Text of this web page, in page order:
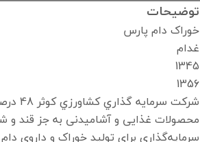
توضیحات
خوراک دام پارس
غدام
1345
1356
شركت سرمايه گذاري كشاورزي كوثر 48 درصد
محصولات غذایی و آشامیدنی به جز قند و
سرمایه‌گذاری برای تولید خوراک و داروی